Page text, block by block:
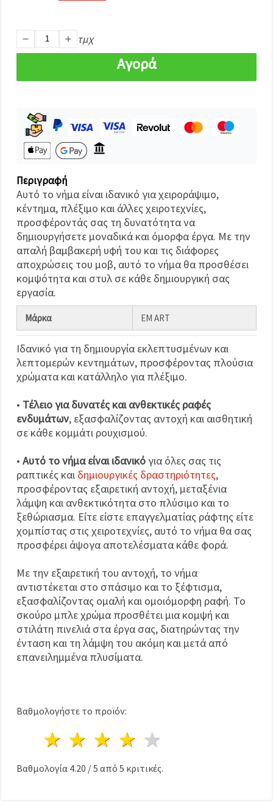
ρυθμίσεις
επιλέγοντας
Αποθήκευση.
Αποδέχομαι
όλα!
Ρυθμίσεις
τμχ
Αγορά
Περιγραφή
Αυτό το νήμα είναι ιδανικό για χειροράψιμο,
κέντημα, πλέξιμο και άλλες χειροτεχνίες,
προσφέροντάς σας τη δυνατότητα να
δημιουργήσετε μοναδικά και όμορφα έργα. Με την
απαλή βαμβακερή υφή του και τις διάφορες
αποχρώσεις του μοβ, αυτό το νήμα θα προσθέσει
κομψότητα και στυλ σε κάθε δημιουργική σας
εργασία.
Μάρκα EM ART
Ιδανικό για τη δημιουργία εκλεπτυσμένων και
λεπτομερών κεντημάτων, προσφέροντας πλούσια
χρώματα και κατάλληλο για πλέξιμο.
• Τέλειο για δυνατές και ανθεκτικές ραφές
ενδυμάτων, εξασφαλίζοντας αντοχή και αισθητική
σε κάθε κομμάτι ρουχισμού.
• Αυτό το νήμα είναι ιδανικόγια όλες σας τις
ραπτικές και δημιουργικές δραστηριότητες,
προσφέροντας εξαιρετική αντοχή, μεταξένια
λάμψη και ανθεκτικότητα στο πλύσιμο και το
ξεθώριασμα. Είτε είστε επαγγελματίας ράφτης είτε
χομπίστας στις χειροτεχνίες, αυτό το νήμα θα σας
προσφέρει άψογα αποτελέσματα κάθε φορά.
Με την εξαιρετική του αντοχή, το νήμα
αντιστέκεται στο σπάσιμο και το ξέφτισμα,
εξασφαλίζοντας ομαλή και ομοιόμορφη ραφή. Το
σκούρο μπλε χρώμα προσθέτει μια κομψή και
στιλάτη πινελιά στα έργα σας, διατηρώντας την
ένταση και τη λάμψη του ακόμη και μετά από
επανειλημμένα πλυσίματα.
Βαθμολογήστε το προϊόν:
4 Αστέρια
3 Αστέρια
2 Αστέρια
1 Αστέρι
Βαθμολογία 4.20 /5 από 5 κριτικές.